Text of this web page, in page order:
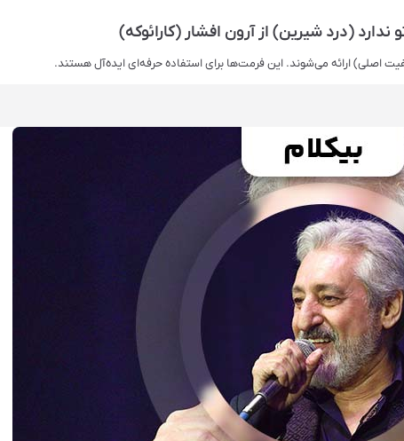
(درد شیرین) از آرون افشار (کارائوکه)